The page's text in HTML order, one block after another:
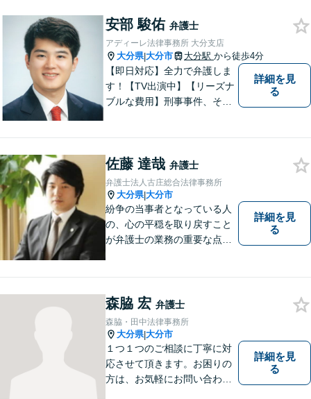
ます。【大分県に3拠点ある地
域密着型の事務所】【初回相
談無料】
安部 駿佑 弁護士
アディーレ法律事務所 大分支店
大分県|大分市 大分駅 から徒歩4分
【即日対応】全力で弁護しま
す！【TV出演中】【リーズナ
ブルな費用】刑事事件、その
分駅４分】
詳細を見
る
佐藤 達哉 弁護士
弁護士法人古庄総合法律事務所
大分県|大分市
紛争の当事者となっている人
の、心の平穏を取り戻すこと
が弁護士の業務の重要な点と
詳細を見
る
森脇 宏 弁護士
森脇・田中法律事務所
大分県|大分市
１つ１つのご相談に丁寧に対
応させて頂きます。お困りの
方は、お気軽にお問い合わせ
詳細を見
る